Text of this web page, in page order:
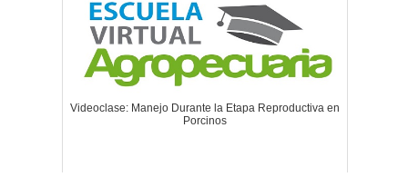
Videoclase: Manejo Durante la Etapa Reproductiva en
Porcinos